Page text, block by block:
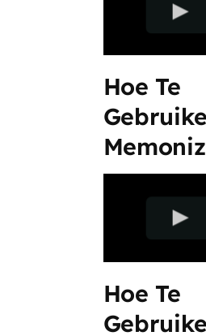
Hoe Te
Hoe Te